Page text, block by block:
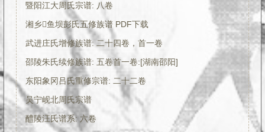
暨阳江大周氏宗谱: 八卷
湘乡鱼坝彭氏五修族谱 PDF下载
武进庄氏增修族谱: 二十四卷，首一卷
邵陵朱氏续修族谱: 五卷首一卷:[湖南邵阳]
东阳象冈吕氏重修宗谱: 二十二卷
吴宁岘北周氏宗谱
醴陵汪氏谱系: 六卷